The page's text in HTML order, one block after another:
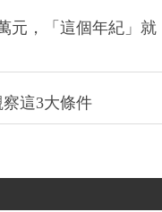
元，「這個年紀」就
這3大條件